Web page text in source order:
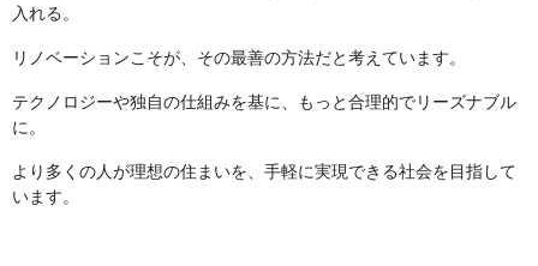
入れる。
リノベーションこそが、その最善の方法だと考えています。
テクノロジーや独自の仕組みを基に、もっと合理的でリーズナブル
に。
より多くの人が理想の住まいを、手軽に実現できる社会を目指して
います。